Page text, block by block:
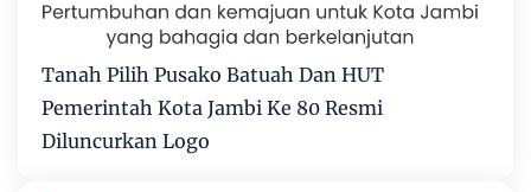
Tanah Pilih Pusako Batuah Dan HUT
Pemerintah Kota Jambi Ke 80 Resmi
Diluncurkan Logo